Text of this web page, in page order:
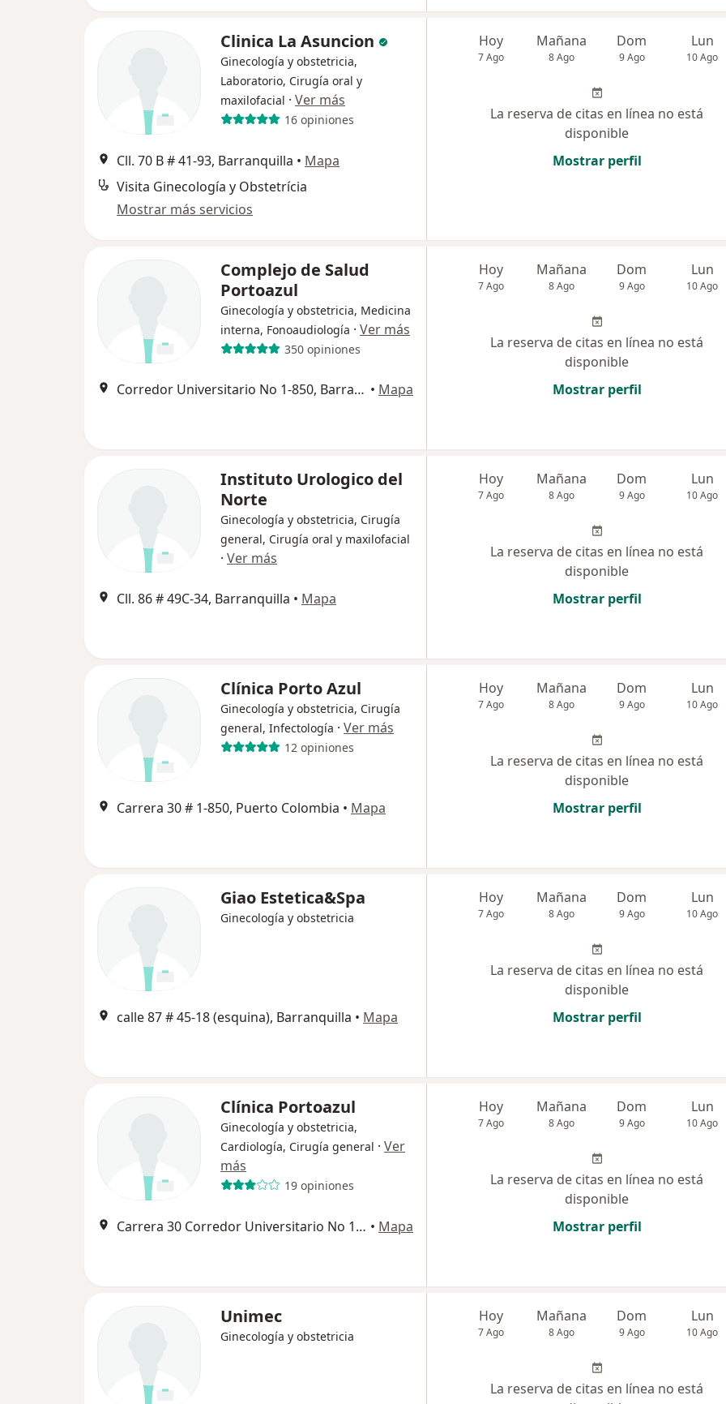
Clinica La Asuncion
Ginecología y obstetricia,
Laboratorio, Cirugía oral y
maxilofacial · Ver más
16 opiniones
Cll. 70 B # 41-93, Barranquilla • Mapa
Visita Ginecología y Obstetrícia
Mostrar más servicios
Hoy
7 Ago
Mañana
8 Ago
Dom
9 Ago
Lun
10 Ago
La reserva de citas en línea no está
disponible
Mostrar perfil
Complejo de Salud
Portoazul
Ginecología y obstetricia, Medicina
interna, Fonoaudiología · Ver más
350 opiniones
Corredor Universitario No 1-850, Barranquilla • Mapa
Hoy
7 Ago
Mañana
8 Ago
Dom
9 Ago
Lun
10 Ago
La reserva de citas en línea no está
disponible
Mostrar perfil
Instituto Urologico del
Norte
Ginecología y obstetricia, Cirugía
general, Cirugía oral y maxilofacial
· Ver más
Cll. 86 # 49C-34, Barranquilla • Mapa
Hoy
7 Ago
Mañana
8 Ago
Dom
9 Ago
Lun
10 Ago
La reserva de citas en línea no está
disponible
Mostrar perfil
Clínica Porto Azul
Ginecología y obstetricia, Cirugía
general, Infectología · Ver más
12 opiniones
Carrera 30 # 1-850, Puerto Colombia • Mapa
Hoy
7 Ago
Mañana
8 Ago
Dom
9 Ago
Lun
10 Ago
La reserva de citas en línea no está
disponible
Mostrar perfil
Giao Estetica&Spa
Ginecología y obstetricia
calle 87 # 45-18 (esquina), Barranquilla • Mapa
Hoy
7 Ago
Mañana
8 Ago
Dom
9 Ago
Lun
10 Ago
La reserva de citas en línea no está
disponible
Mostrar perfil
Clínica Portoazul
Ginecología y obstetricia,
Cardiología, Cirugía general · Ver
más
19 opiniones
Carrera 30 Corredor Universitario No 1 – 850, Puerto Colombia • Mapa
Hoy
7 Ago
Mañana
8 Ago
Dom
9 Ago
Lun
10 Ago
La reserva de citas en línea no está
disponible
Mostrar perfil
Unimec
Ginecología y obstetricia
Hoy
7 Ago
Mañana
8 Ago
Dom
9 Ago
Lun
10 Ago
La reserva de citas en línea no está